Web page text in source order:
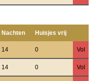
Nachten Huisjes vrij
14 0 Vol
14 0 Vol